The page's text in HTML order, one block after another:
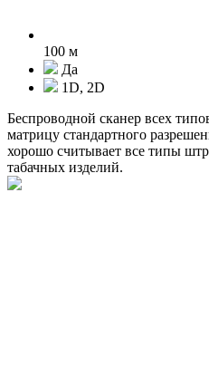
100 м
Да
1D, 2D
Беспроводной сканер всех
матрицу стандартного
хорошо считывает все типы
табачных изделий.